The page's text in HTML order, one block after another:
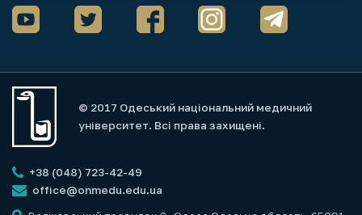
© 2017 Одеський національний медичний
університет. Всі права захищені.
+38 (048) 723-42-49
office@onmedu.edu.ua